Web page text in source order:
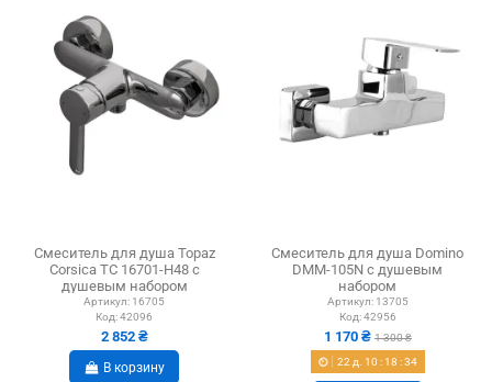
Смеситель для душа Topaz
Corsica TC 16701-H48 с
душевым набором
Артикул: 16705
Код:42096
2 852 ₴
В корзину
Смеситель для душа Domino
DMM-105N с душевым
набором
Артикул: 13705
Код:42956
1 170 ₴ 1 300 ₴
22 д. 10 : 18 :33